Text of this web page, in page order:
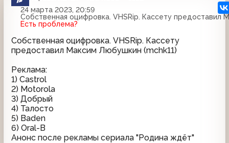
24 марта 2023, 20:59
Собственная оцифровка. VHSRip. Кассету предоставил
Есть проблема?
Собственная оцифровка. VHSRip. Кассету
предоставил Максим Любушкин (mchk11)
Реклама:
1) Castrol
2) Motorola
3) Добрый
4) Талосто
5) Baden
6) Oral-B
Анонс после рекламы сериала "Родина ждёт"